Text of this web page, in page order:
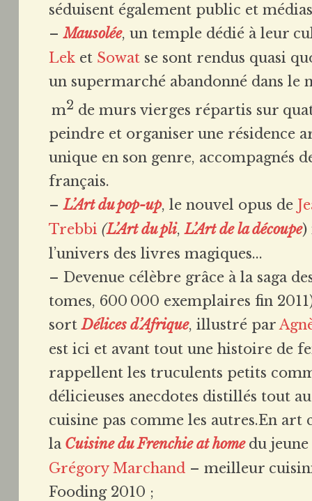
séduisent également public et
–Mausolée, un temple dédié à leur
Lek et Sowat se sont rendus quasi
un supermarché abandonné dans le
m2 de murs vierges répartis sur
peindre et organiser une résidence
unique en son genre, accompagnés
français.
–L’Art du pop-up, le nouvel opus de
Trebbi (L’Art du pli,L’Art de la découpe)
l’univers des livres magiques...
– Devenue célèbre grâce à la saga
tomes, 600 000 exemplaires fin
sortDélices d’Afrique, illustré par
est ici et avant tout une histoire de
rappellent les truculents petits
délicieuses anecdotes distillés tout
cuisine pas comme les autres.En
la Cuisine du Frenchie at home du
Grégory Marchand – meilleur
Fooding 2010 ;